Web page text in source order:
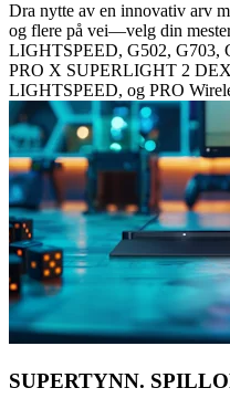
Dra nytte av en innovativ arv
og flere på vei—velg din
LIGHTSPEED, G502, G703,
PRO X SUPERLIGHT 2
LIGHTSPEED, og PRO
SUPERTYNN.